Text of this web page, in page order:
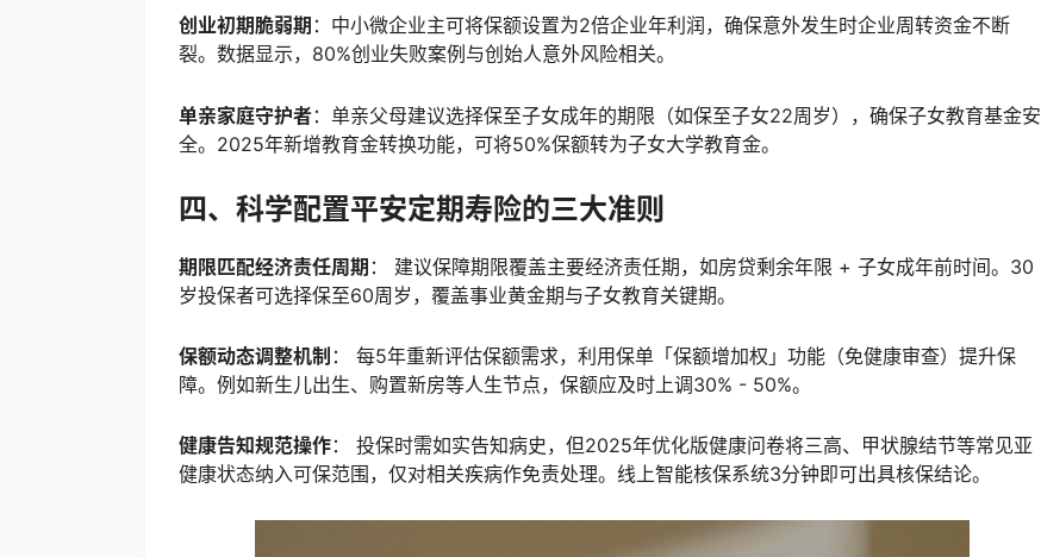
创业初期脆弱期 ：中小微企业主可将保额设置为2倍企业年利润，确保意外发生时企业周转资金不断
裂。数据显示，80%创业失败案例与创始人意外风险相关。
单亲家庭守护者：单亲父母建议选择保至子女成年的期限（如保至子女22周岁），确保子女教育基金安
全。2025年新增教育金转换功能，可将50%保额转为子女大学教育金。
四、科学配置平安定期寿险的三大准则
期限匹配经济责任周期 ： 建议保障期限覆盖主要经济责任期，如房贷剩余年限 + 子女成年前时间。30
岁投保者可选择保至60周岁，覆盖事业黄金期与子女教育关键期。
保额动态调整机制 ： 每5年重新评估保额需求，利用保单「保额增加权」功能（免健康审查）提升保
障。例如新生儿出生、购置新房等人生节点，保额应及时上调30% - 50%。
健康告知规范操作： 投保时需如实告知病史，但2025年优化版健康问卷将三高、甲状腺结节等常见亚
健康状态纳入可保范围，仅对相关疾病作免责处理。线上智能核保系统3分钟即可出具核保结论。